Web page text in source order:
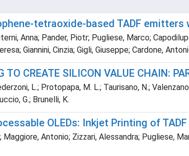
tetraoxide-based TADF
Anna; Pander, Piotr; Pugliese, Marco;
Giannini, Cinzia; Gigli, Giuseppe; Cardone,
TO CREATE SILICON VALUE CHAIN:
L.; Protopapa, M. L.; Taurisano, N.;
G.; Brunelli, K.
OLEDs: Inkjet Printing of
Antonio; Zizzari, Alessandra; Pugliese,